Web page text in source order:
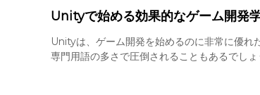
Unityで始める効果的なゲーム開発
Unityは、ゲーム開発を始めるのに非常に優れ
専門用語の多さで圧倒されることもあるでし